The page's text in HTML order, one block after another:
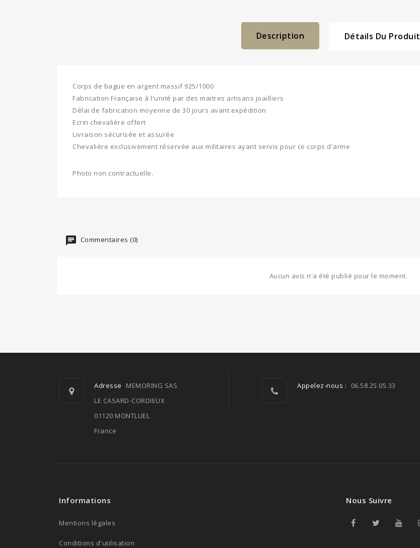
Description Détails Du Produit
Corps de bague en argent massif 925/1000
Fabrication Française à l'unité par des maitres artisans joailliers
Délai de fabrication moyenne de 30 jours avant expédition
Ecrin chevalière offert
Livraison sécurisée et assurée
Chevalière exclusivement réservée aux militaires ayant servis pour ce corps d'arme
Photo non contractuelle.
Commentaires (0)
Aucun avis n'a été publié pour le moment.
Adresse
MEMORING SAS
LE CASARD-CORDIEUX
01120 MONTLUEL
France
Appelez-nous : 06.58.25.05.33
Informations
Mentions légales
Conditions d'utilisation
Nous Suivre